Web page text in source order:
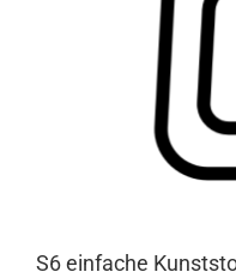
S6 einfache